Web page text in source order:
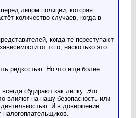
лицом полиции, которая
количество случаев, когда в
когда те переступают
от того, насколько это
редкостью. Но что ещё более
обдирают как липку. Это
влияют на нашу безопасность или
деятельностью. И в довершение
налогоплательщиков.